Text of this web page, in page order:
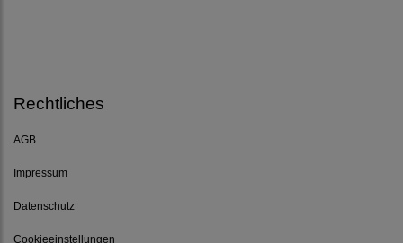
Rechtliches
AGB
Impressum
Datenschutz
Cookieeinstellungen